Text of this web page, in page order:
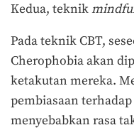
Kedua, teknik
Pada teknik CBT,
Cherophobia akan
ketakutan mereka.
pembiasaan
menyebabkan rasa